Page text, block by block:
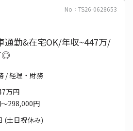
No：TS26-0628653
通勤&在宅OK/年収~447万/
◎
/ 経理・財務
万円
298,000円
(土日祝休み)